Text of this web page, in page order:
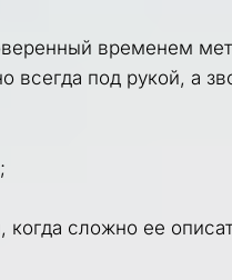
временем
всегда под рукой, а
когда сложно ее